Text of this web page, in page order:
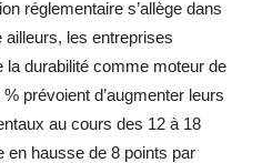
réglementaire s’allège dans
les entreprises
la durabilité comme moteur de
prévoient d’augmenter leurs
au cours des 12 à 18
en hausse de 8 points par